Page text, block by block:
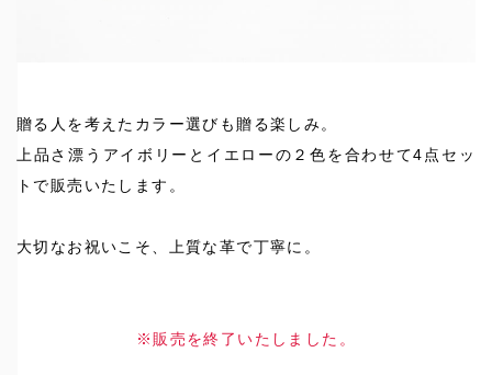
贈る人を考えたカラー選びも贈る楽しみ。
上品さ漂うアイボリーとイエローの２色を合わせて4点セッ
トで販売いたします。
大切なお祝いこそ、上質な革で丁寧に。
※販売を終了いたしました。